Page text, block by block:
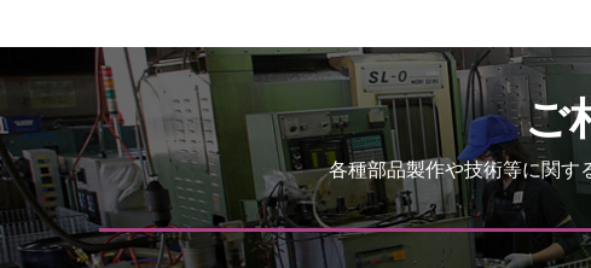
ご
各種部品製作や技術等に関す